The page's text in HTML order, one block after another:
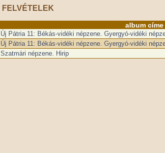
FELVÉTELEK
album címe
Új Pátria 11: Békás-vidéki népzene. Gyergyó-vidéki
Új Pátria 11: Békás-vidéki népzene. Gyergyó-vidéki
Szatmári népzene. Hirip